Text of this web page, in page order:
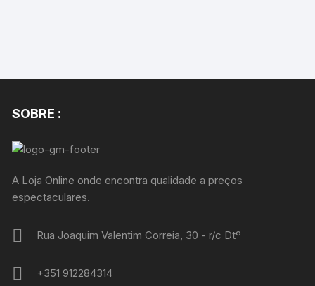
SOBRE :
A Loja Online onde encontra qualidade a preços
espectaculares.
Rua Joaquim Valentim Correia, 30 - r/c Dtº
+351 912284314